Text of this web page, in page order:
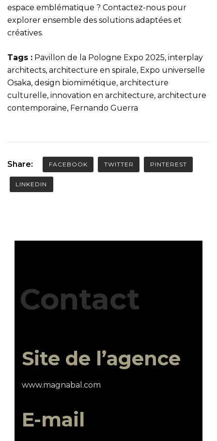
espace emblématique ? Contactez-nous pour
explorer ensemble des solutions adaptées et
créatives.
Tags : Pavillon de la Pologne Expo 2025, interplay
architects, architecture en spirale, Expo universelle
Osaka, design biomimétique, architecture
culturelle, innovation en architecture, architecture
contemporaine, Fernando Guerra
Share: FACEBOOK TWITTER PINTEREST
LINKEDIN
Contact
Site de l’agence
www.magnabal.com
E-mail